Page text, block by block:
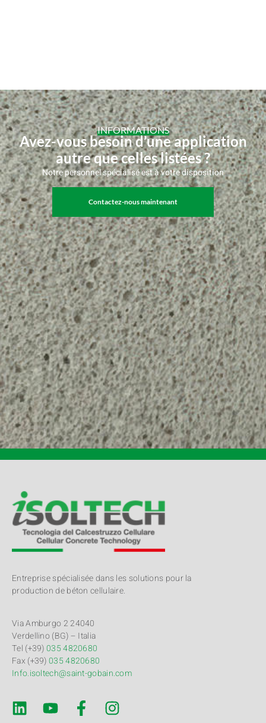
INFORMATIONS
Avez-vous besoin d’une application
autre que celles listées ?
Notre personnel spécialisé est à votre disposition
Contactez-nous maintenant
Entreprise spécialisée dans les solutions pour la
production de béton cellulaire.
Via Amburgo 2 24040
Verdellino (BG) – Italia
Tel (+39)035 4820680
Fax (+39)035 4820680
Info.isoltech@saint-gobain.com